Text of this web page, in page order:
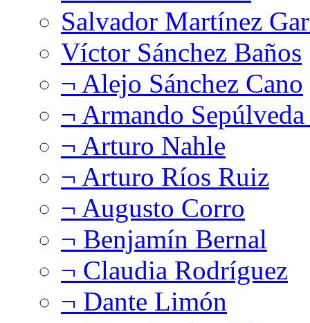
Salvador Martínez
Víctor Sánchez Baños
¬ Alejo Sánchez Cano
¬ Armando
¬ Arturo Nahle
¬ Arturo Ríos Ruiz
¬ Augusto Corro
¬ Benjamín Bernal
¬ Claudia Rodríguez
¬ Dante Limón